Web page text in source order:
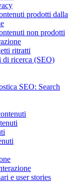
prodotti dalla
non prodotti
ritratti
di ricerca (SEO)
SEO: Search
e user stories